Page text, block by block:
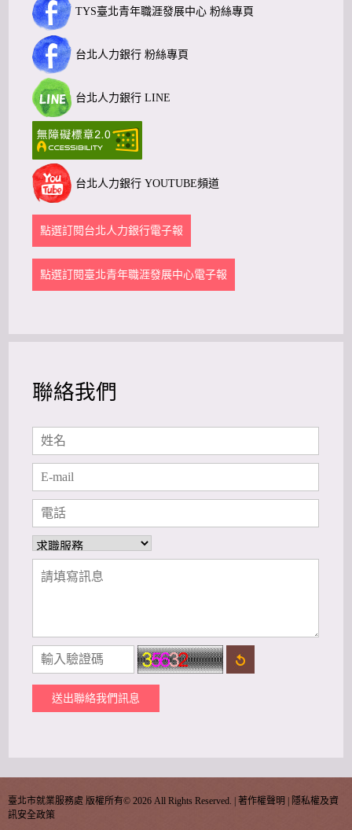
TYS臺北青年職涯發展中心 粉絲專頁
台北人力銀行 粉絲專頁
台北人力銀行 LINE
台北人力銀行 YOUTUBE頻道
點選訂閱台北人力銀行電子報
點選訂閱臺北青年職涯發展中心電子報
聯絡我們
送出聯絡我們訊息
臺北市就業服務處 版權所有© 2026 All Rights Reserved. | 著作權聲明
隱私權及資
訊安全政策